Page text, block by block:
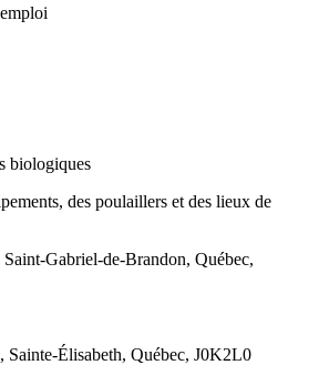
biologiques
des poulaillers et des lieux de
Gabriel-de-Brandon, Québec,
Sainte-Élisabeth, Québec, J0K2L0